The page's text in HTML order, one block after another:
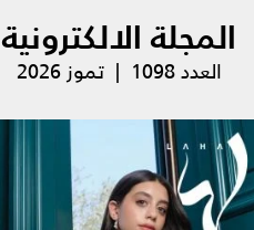
المجلة الالكترونية
العدد 1098 | تموز 2026